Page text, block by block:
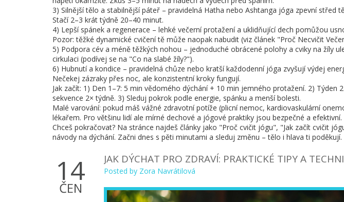
3) Silnější tělo a stabilnější páteř – pravidelná Hatha nebo Ashtanga jóga zpevní střed
Stačí 2–3 krát týdně 20–40 minut.
4) Lepší spánek a regenerace – lehké večerní protažení a uklidňující dech pomůžou
Pozor: těžké dynamické cvičení tě může naopak nabudit (viz článek "Proč Necvičit
5) Podpora cév a méně těžkých nohou – jednoduché obrácené polohy a cviky na žíly
cirkulaci (podívej se na "Co na slabé žíly?").
6) Hubnutí a kondice – pravidelná chůze nebo kratší každodenní jóga zvyšují výdej
Nečekej zázraky přes noc, ale konzistentní kroky fungují.
Jak začít: 1) Den 1–7: 5 min vědomého dýchání + 10 min jemného protažení. 2) Týden
sekvence 2× týdně. 3) Sleduj pokrok podle energie, spánku a menší bolesti.
Malé varování: pokud máš vážné zdravotní potíže (plicní nemoc, kardiovaskulární
lékařem. Pro většinu lidí ale mírné dechové a jógové praktiky jsou bezpečné a efektivní.
Chceš pokračovat? Na stránce najdeš články jako "Proč cvičit jógu", "Jak začít cvičit
návody na dýchání. Začni dnes s pěti minutami a sleduj změnu – tělo i hlava ti poděkují.
14
ČEN
JAK DÝCHAT PRO ZDRAVÍ: PRAKTICKÉ TIPY A
Posted by Zora Navrátilová